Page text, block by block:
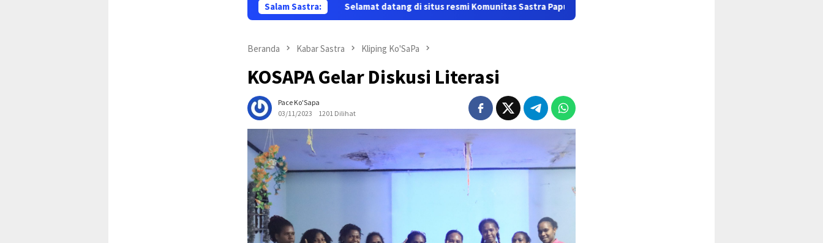
Salam Sastra:Selamat datang di situs resmi Komunitas Sastra Papua ( Ko'Sapa ) Situs ini merupakan perubahan dan proses perbaikan
Beranda Kabar Sastra Kliping Ko'SaPa
KOSAPA Gelar Diskusi Literasi
Pace Ko'Sapa
03/11/2023
1201 Dilihat